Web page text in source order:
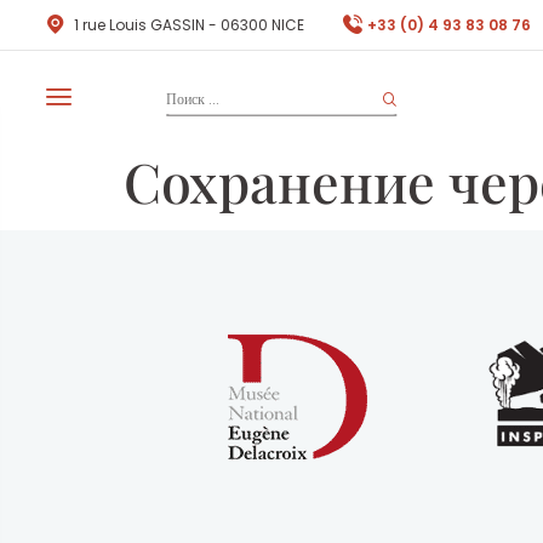
1 rue Louis GASSIN - 06300 NICE +33 (0) 4 93 83 08 76
Сохранение